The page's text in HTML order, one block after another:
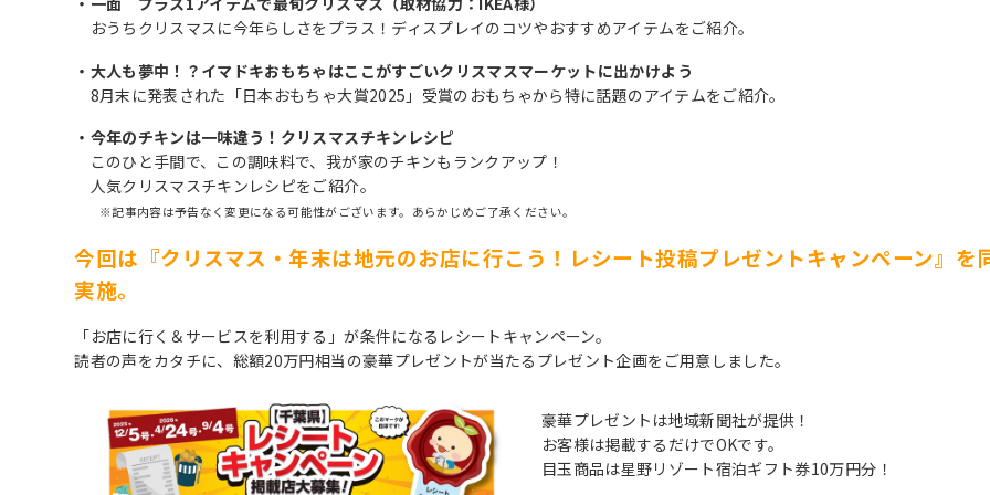
おうちクリスマスに今年らしさをプラス！ディスプレイのコツやおすすめアイテムをご紹介。
・大人も夢中！？イマドキおもちゃはここがすごいクリスマスマーケットに出かけよう
8月末に発表された「日本おもちゃ大賞2025」受賞のおもちゃから特に話題のアイテムをご紹介。
・今年のチキンは一味違う！クリスマスチキンレシピ
このひと手間で、この調味料で、我が家のチキンもランクアップ！
人気クリスマスチキンレシピをご紹介。
※記事内容は予告なく変更になる可能性がございます。あらかじめご了承ください。
今回は『クリスマス・年末は地元のお店に行こう！レシート投稿プレゼントキャンペーン』を
実施。
「お店に行く＆サービスを利用する」が条件になるレシートキャンペーン。
読者の声をカタチに、総額20万円相当の豪華プレゼントが当たるプレゼント企画をご用意しました。
豪華プレゼントは地域新聞社が提供！
お客様は掲載するだけでOKです。
目玉商品は星野リゾート宿泊ギフト券10万円分！